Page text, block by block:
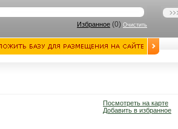
Избранное (0) Очистить
Посмотреть на карте
Добавить в избранное